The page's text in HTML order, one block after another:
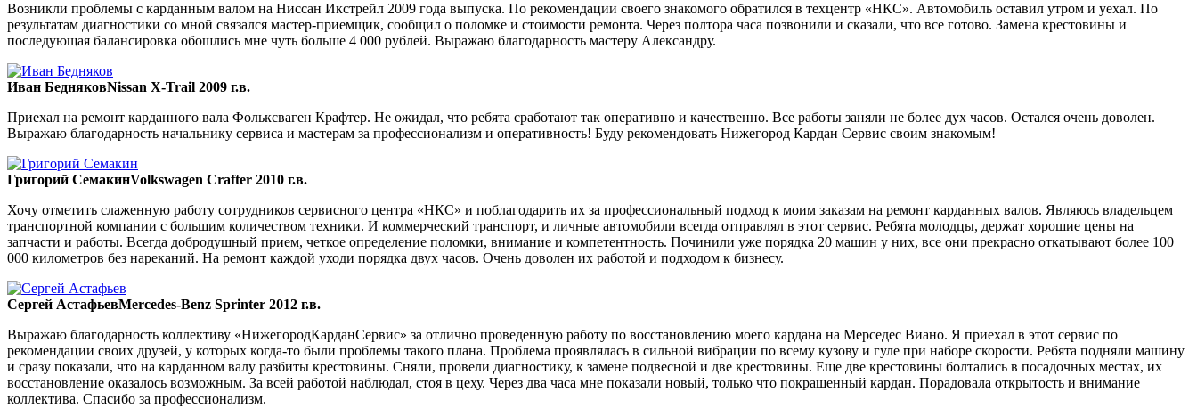
Возникли проблемы с карданным валом на Ниссан Икстрейл 2009 года выпуска. По рекомендации своего знакомого обратился в техцентр «НКС». Автомобиль оставил утром и уехал. По
результатам диагностики со мной связался мастер-приемщик, сообщил о поломке и стоимости ремонта. Через полтора часа позвонили и сказали, что все готово. Замена крестовины и
последующая балансировка обошлись мне чуть больше 4 000 рублей. Выражаю благодарность мастеру Александру.
Иван БедняковNissan X-Trail 2009 г.в.
Приехал на ремонт карданного вала Фольксваген Крафтер. Не ожидал, что ребята сработают так оперативно и качественно. Все работы заняли не более дух часов. Остался очень доволен.
Выражаю благодарность начальнику сервиса и мастерам за профессионализм и оперативность! Буду рекомендовать Нижегород Кардан Сервис своим знакомым!
Григорий СемакинVolkswagen Crafter 2010 г.в.
Хочу отметить слаженную работу сотрудников сервисного центра «НКС» и поблагодарить их за профессиональный подход к моим заказам на ремонт карданных валов. Являюсь владельцем
транспортной компании с большим количеством техники. И коммерческий транспорт, и личные автомобили всегда отправлял в этот сервис. Ребята молодцы, держат хорошие цены на
запчасти и работы. Всегда добродушный прием, четкое определение поломки, внимание и компетентность. Починили уже порядка 20 машин у них, все они прекрасно откатывают более 100
000 километров без нареканий. На ремонт каждой уходи порядка двух часов. Очень доволен их работой и подходом к бизнесу.
Сергей АстафьевMercedes-Benz Sprinter 2012 г.в.
Выражаю благодарность коллективу «НижегородКарданСервис» за отлично проведенную работу по восстановлению моего кардана на Мерседес Виано. Я приехал в этот сервис по
рекомендации своих друзей, у которых когда-то были проблемы такого плана. Проблема проявлялась в сильной вибрации по всему кузову и гуле при наборе скорости. Ребята подняли машину
и сразу показали, что на карданном валу разбиты крестовины. Сняли, провели диагностику, к замене подвесной и две крестовины. Еще две крестовины болтались в посадочных местах, их
восстановление оказалось возможным. За всей работой наблюдал, стоя в цеху. Через два часа мне показали новый, только что покрашенный кардан. Порадовала открытость и внимание
коллектива. Спасибо за профессионализм.